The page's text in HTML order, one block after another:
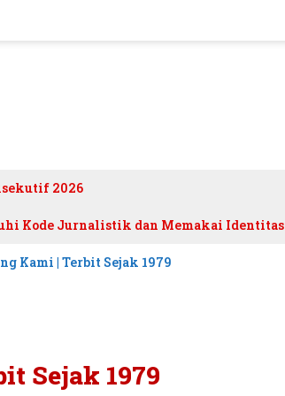
2026
Kode Jurnalistik dan Memakai Identitas
Kami | Terbit Sejak 1979
Sejak 1979